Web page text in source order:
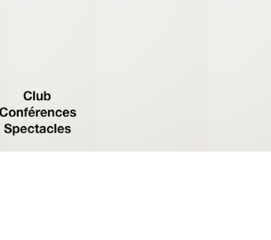
Images de la page d'accueil
Cliquez pour éditer